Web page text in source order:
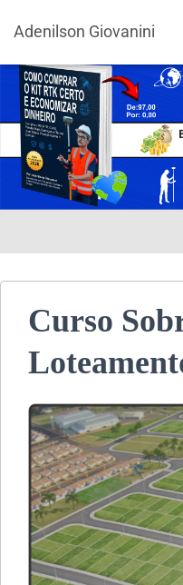
Adenilson Giovanini
Curso